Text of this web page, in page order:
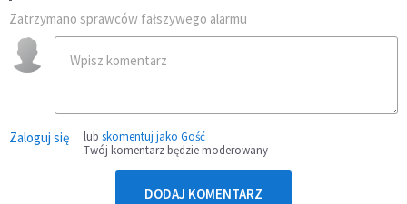
Zatrzymano sprawców fałszywego alarmu
Zaloguj się lub skomentuj jako Gość
Twój komentarz będzie moderowany
DODAJ KOMENTARZ